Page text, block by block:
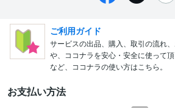
ご利用ガイド
サービスの出品、購入、取引の流れ
や、ココナラを安心・安全に使って
など、ココナラの使い方はこちら。
お支払い方法